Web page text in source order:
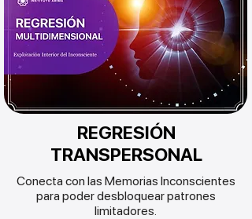
REGRESIÓN
TRANSPERSONAL
Conecta con las Memorias Inconscientes
para poder desbloquear patrones
limitadores.